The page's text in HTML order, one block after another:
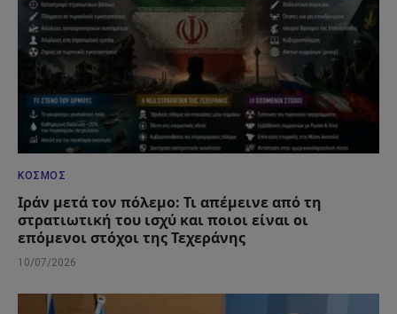
ΚΌΣΜΟΣ
Ιράν μετά τον πόλεμο: Τι απέμεινε από τη
στρατιωτική του ισχύ και ποιοι είναι οι
επόμενοι στόχοι της Τεχεράνης
10/07/2026